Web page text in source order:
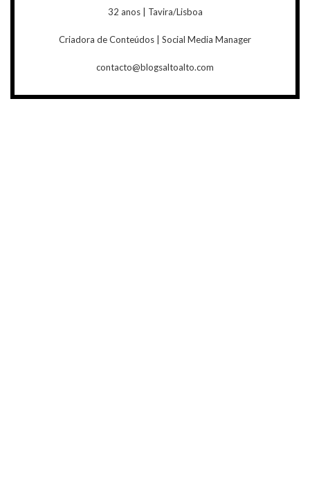
32 anos | Tavira/Lisboa
Criadora de Conteúdos | Social Media Manager
contacto@blogsaltoalto.com